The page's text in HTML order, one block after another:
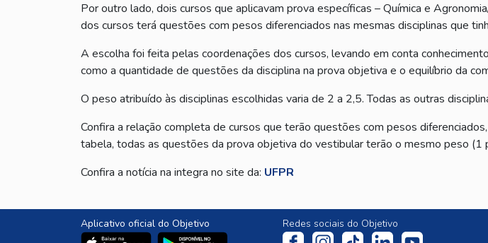
Por outro lado, dois cursos que aplicavam prova específicas – Química e
dos cursos terá questões com pesos diferenciados nas mesmas disciplinas que
A escolha foi feita pelas coordenações dos cursos, levando em conta
como a quantidade de questões da disciplina na prova objetiva e o equilíbrio da
O peso atribuído às disciplinas escolhidas varia de 2 a 2,5. Todas as outras
Confira a relação completa de cursos que terão questões com pesos
tabela, todas as questões da prova objetiva do vestibular terão o mesmo peso (1
Confira a notícia na integra no site da: UFPR
Aplicativo oficial do Objetivo Redes sociais do Objetivo